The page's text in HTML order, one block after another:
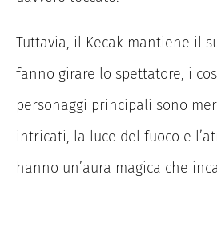
Tuttavia, il Kecak mantiene il
fanno girare lo spettatore, i
personaggi principali sono
intricati, la luce del fuoco e
hanno un’aura magica che